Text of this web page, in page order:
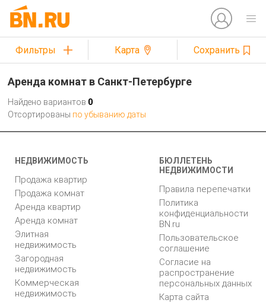
Фильтры Карта Сохранить
Аренда комнат в Санкт-Петербурге
Найдено вариантов 0
Отсортированы по убыванию даты
НЕДВИЖИМОСТЬ
Продажа квартир
Продажа комнат
Аренда квартир
Аренда комнат
Элитная
недвижимость
Загородная
недвижимость
Коммерческая
недвижимость
БЮЛЛЕТЕНЬ
НЕДВИЖИМОСТИ
Правила перепечатки
Политика
конфиденциальности
BN.ru
Пользовательское
соглашение
Согласие на
распространение
персональных данных
Карта сайта